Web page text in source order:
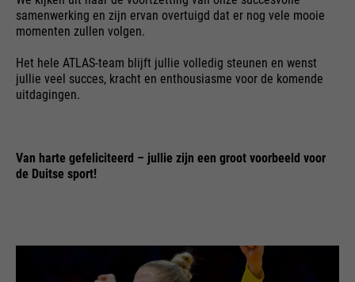
doel
PHP's standaard sessie-
identificatie (alleen relevant voor
beheerders).
Naam
be_typo_user
Deze cookie vertelt de website
of een bezoeker is ingelogd op
Analytics worden verzonden.
Naam
looptijd
Einde sessie
de gebruiker in een nieuwe
sessie / bezoek was.
voorkeursinstellingen en andere
informatie op te slaan, bijv.
voorkeurstaal etc.
leverancier
Google
samenwerking en zijn ervan overtuigd dat er nog vele mooie
momenten zullen volgen.
Het hele ATLAS-team blijft jullie volledig steunen en wenst
jullie veel succes, kracht en enthousiasme voor de komende
uitdagingen.
Van harte gefeliciteerd – jullie zijn een groot voorbeeld voor
de Duitse sport!